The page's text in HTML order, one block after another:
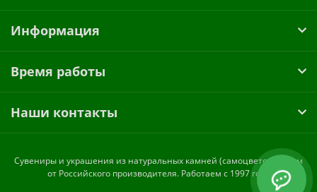
Информация
Время работы
Наши контакты
Cувениры и украшения из натуральных камней (самоцветов) оптом
от Российского производителя. Работаем с 1997 года